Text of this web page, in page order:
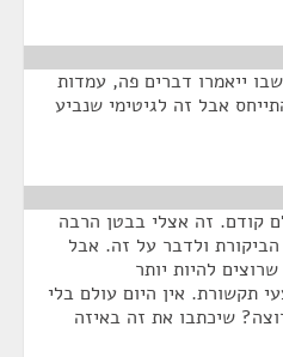
ייאמרו דברים פה, עמדות
אבל זה לגיטימי שנביע
קודם. זה אצלי בבטן הרבה
ולדבר על זה. אבל
להיות יותר
תקשורת. אין היום עולם בלי
שיכתבו את זה באיזה